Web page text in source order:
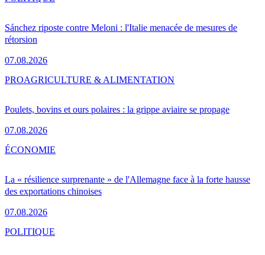
Sánchez riposte contre Meloni : l'Italie menacée de mesures de
rétorsion
07.08.2026
Poulets, bovins et ours polaires : la grippe aviaire se propage
07.08.2026
PROAGRICULTURE & ALIMENTATION
La « résilience surprenante » de l'Allemagne face à la forte hausse
des exportations chinoises
07.08.2026
ÉCONOMIE
POLITIQUE